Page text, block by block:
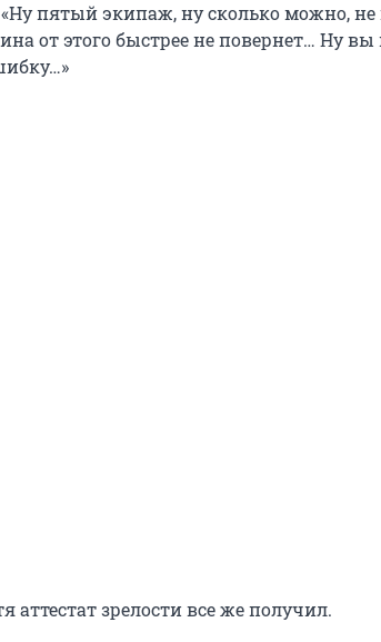
пятый экипаж, ну сколько можно, не
от этого быстрее не повернет… Ну вы
зрелости все же получил.